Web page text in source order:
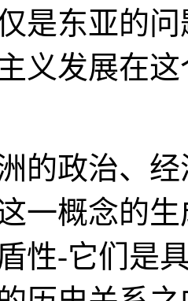
是东亚的
义发展在
的政治、
一概念的
性-它们是